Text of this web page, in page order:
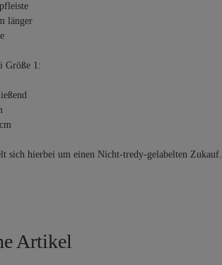
länger
Größe 1:
sich hierbei um einen Nicht-tredy-gelabelten Zukauf.
Artikel